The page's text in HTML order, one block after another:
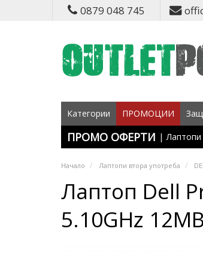
0879 048 745
Категории ПРОМОЦИИ
ПРОМО ОФЕРТИ |
Начало Лаптопи втора употреба
Лаптоп Dell
5.10GHz